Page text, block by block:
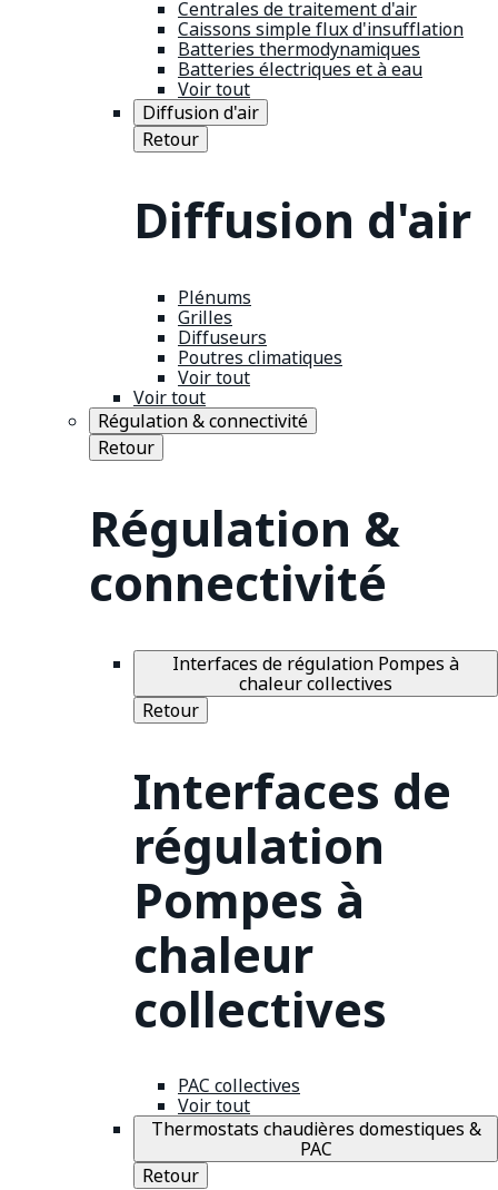
Centrales de traitement d'air
Caissons simple flux d'insufflation
Batteries thermodynamiques
Batteries électriques et à eau
Voir tout
Diffusion d'air
Retour
Diffusion d'air
Plénums
Grilles
Diffuseurs
Poutres climatiques
Voir tout
Voir tout
Régulation & connectivité
Retour
Régulation &
connectivité
Interfaces de régulation Pompes à
chaleur collectives
Retour
Interfaces de
régulation
Pompes à
chaleur
collectives
PAC collectives
Voir tout
Thermostats chaudières domestiques &
PAC
Retour